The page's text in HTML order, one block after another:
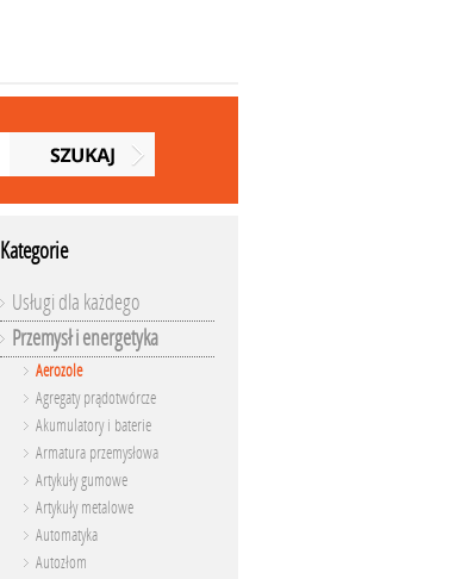
Kategorie
Usługi dla każdego
Przemysł i energetyka
Aerozole
Agregaty prądotwórcze
Akumulatory i baterie
Armatura przemysłowa
Artykuły gumowe
Artykuły metalowe
Automatyka
Autozłom